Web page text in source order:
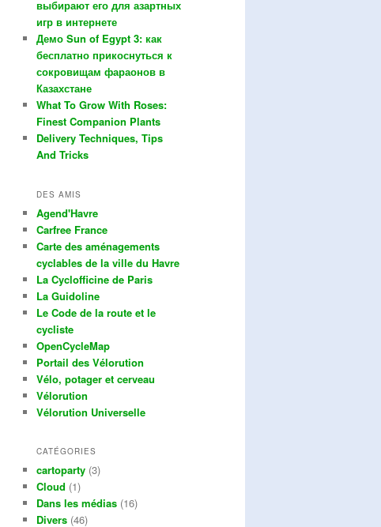
выбирают его для азартных
игр в интернете
Демо Sun of Egypt 3: как
бесплатно прикоснуться к
сокровищам фараонов в
Казахстане
What To Grow With Roses:
Finest Companion Plants
Delivery Techniques, Tips
And Tricks
DES AMIS
Agend'Havre
Carfree France
Carte des aménagements
cyclables de la ville du Havre
La Cyclofficine de Paris
La Guidoline
Le Code de la route et le
cycliste
OpenCycleMap
Portail des Vélorution
Vélo, potager et cerveau
Vélorution
Vélorution Universelle
CATÉGORIES
cartoparty (3)
Cloud (1)
Dans les médias (16)
Divers (46)